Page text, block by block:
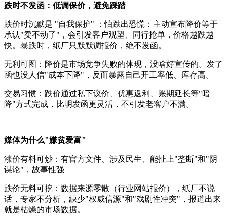
跌时不发函：低调保价，避免踩踏
跌价时沉默是 "自我保护" ：怕跌出恐慌：主动宣布降价等于
承认"卖不动了"，会引发客户观望、同行抢单，价格越跌越
快。暴跌时，纸厂只默默调报价，绝不发函。
无利可图：降价是市场竞争失败的体现，没啥好宣传的。发了
函也没人信"成本下降"，反而暴露自己开工率低、库存高。
交易习惯：跌价通过私下议价、优惠返利、账期延长等"暗
降"方式完成，比明发函更灵活，不引发老客户不满。
媒体为什么"嫌贫爱富"
涨价有料可炒：有官方文件、涉及民生、能扯上"垄断"和"阴
谋论"，故事性强
跌价无料可挖：数据来源零散（行业网站报价），纸厂不说
话，专家不分析，缺少"权威信源"和"戏剧性冲突"，报道出来
就是枯燥的市场数据。